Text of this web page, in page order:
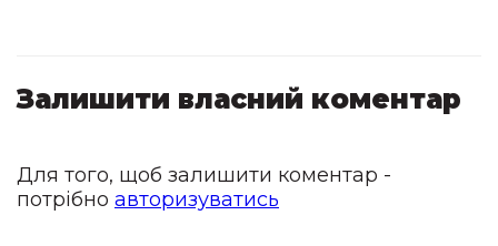
Залишити власний коментар
Для того, щоб залишити коментар -
потрібно авторизуватись